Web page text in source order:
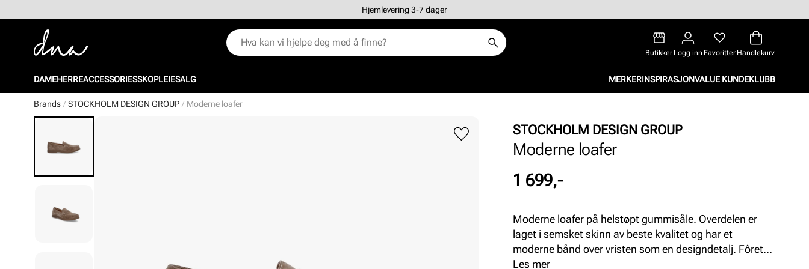
Hjemlevering 3-7 dager
Butikker Logg inn Favoritter Handlekurv
DAMEHERREACCESSORIESSKOPLEIESALG MERKERINSPIRASJONVALUE KUNDEKLUBB
Brands STOCKHOLM DESIGN GROUP Moderne loafer
STOCKHOLM DESIGN GROUP
Moderne loafer
Pris
1 699,-
Moderne loafer på helstøpt gummisåle. Overdelen er
laget i semsket skinn av beste kvalitet og har et
moderne bånd over vristen som en designdetalj. Fôret
og innersålen er laget av ektra mykt skinn, og har
Les mer